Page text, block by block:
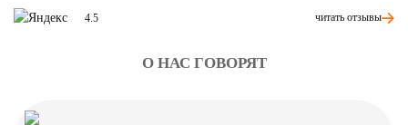
4.5 читать отзывы
О НАС ГОВОРЯТ